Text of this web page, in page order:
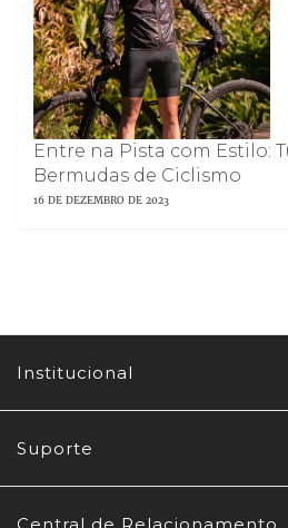
Entre na Pista com Estilo:
Bermudas de Ciclismo
16 DE DEZEMBRO DE 2023
Institucional
Suporte